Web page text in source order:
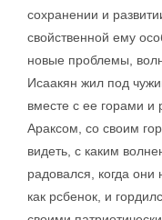
сохранении и
свойственной ему
новые проблемы,
Исаакян жил под
вместе с ее горами и
Араксом, со своим
видеть, с каким
радовался, когда
как рсбенок, и